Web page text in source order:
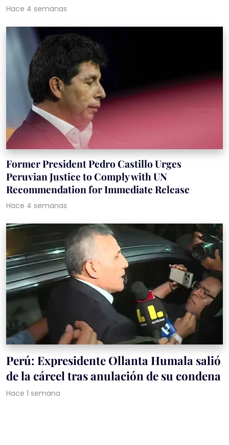
Hace 4 semanas
Former President Pedro Castillo Urges
Peruvian Justice to Comply with UN
Recommendation for Immediate Release
Hace 4 semanas
Perú: Expresidente Ollanta Humala salió
de la cárcel tras anulación de su condena
Hace 1 semana